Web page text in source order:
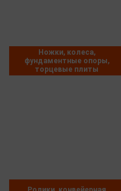
Ножки, колеса,
фундаментные опоры,
торцевые плиты